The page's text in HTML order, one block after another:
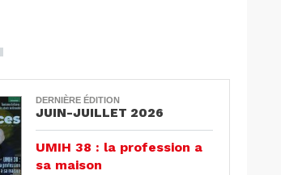
DERNIÈRE ÉDITION
JUIN-JUILLET 2026
UMIH 38 : la profession a
sa maison